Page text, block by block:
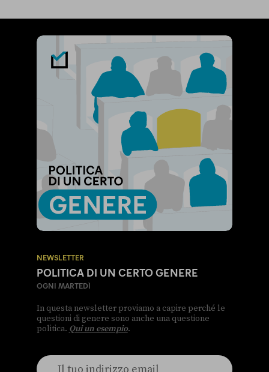
NEWSLETTER
POLITICA DI UN CERTO GENERE
OGNI MARTEDÌ
In questa newsletter proviamo a capire perché le
questioni di genere sono anche una questione
politica. Qui un esempio.